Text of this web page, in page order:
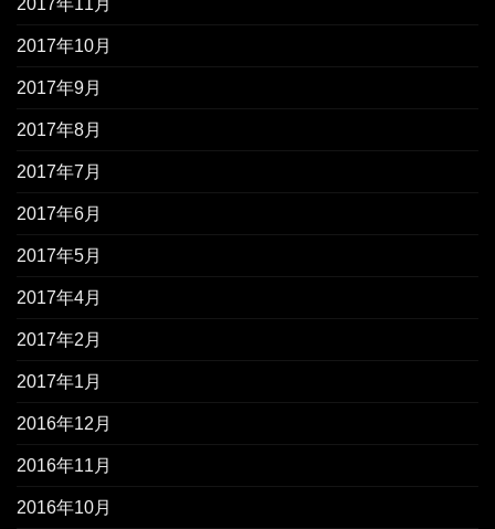
2017年11月
2017年10月
2017年9月
2017年8月
2017年7月
2017年6月
2017年5月
2017年4月
2017年2月
2017年1月
2016年12月
2016年11月
2016年10月